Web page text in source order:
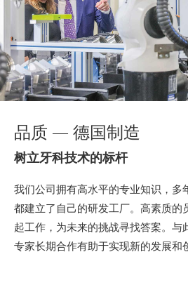
品质 — 德国制造
树立牙科技术的标杆
我们公司拥有高水平的专业知识，多
都建立了自己的研发工厂。高素质的
起工作，为未来的挑战寻找答案。与
专家长期合作有助于实现新的发展和